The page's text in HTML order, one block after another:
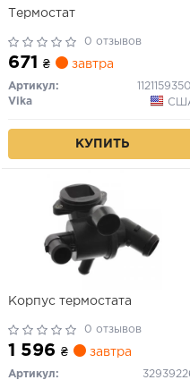
Термостат
0 отзывов
671 ₴ завтра
Артикул:
Vika
КУПИТЬ
Корпус термостата
0 отзывов
1 596 ₴ завтра
Артикул: